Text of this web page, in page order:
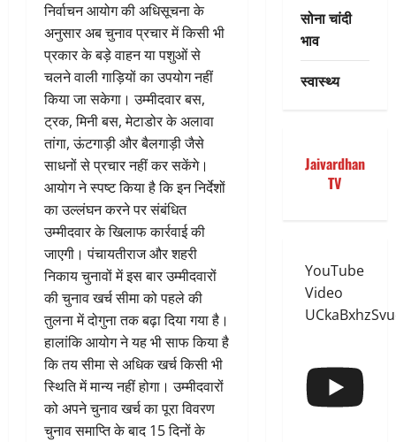
निर्वाचन आयोग की अधिसूचना के
अनुसार अब चुनाव प्रचार में किसी भी
प्रकार के बड़े वाहन या पशुओं से
चलने वाली गाड़ियों का उपयोग नहीं
किया जा सकेगा। उम्मीदवार बस,
ट्रक, मिनी बस, मेटाडोर के अलावा
तांगा, ऊंटगाड़ी और बैलगाड़ी जैसे
साधनों से प्रचार नहीं कर सकेंगे।
आयोग ने स्पष्ट किया है कि इन निर्देशों
का उल्लंघन करने पर संबंधित
उम्मीदवार के खिलाफ कार्रवाई की
जाएगी। पंचायतीराज और शहरी
निकाय चुनावों में इस बार उम्मीदवारों
की चुनाव खर्च सीमा को पहले की
तुलना में दोगुना तक बढ़ा दिया गया है।
हालांकि आयोग ने यह भी साफ किया है
कि तय सीमा से अधिक खर्च किसी भी
स्थिति में मान्य नहीं होगा। उम्मीदवारों
को अपने चुनाव खर्च का पूरा विवरण
चुनाव समाप्ति के बाद 15 दिनों के
सोना चांदी
भाव
स्वास्थ्य
Jaivardhan
TV
YouTube
Video